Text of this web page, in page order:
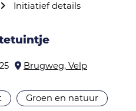
Initiatief details
Brugweg, Velp
Groen en natuur